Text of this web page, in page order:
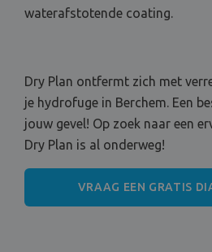
waterafstotende coating.
Dry Plan ontfermt zich met
je hydrofuge in Berchem. Een
jouw gevel! Op zoek naar een
Dry Plan is al onderweg!
VRAAG EEN GRATIS